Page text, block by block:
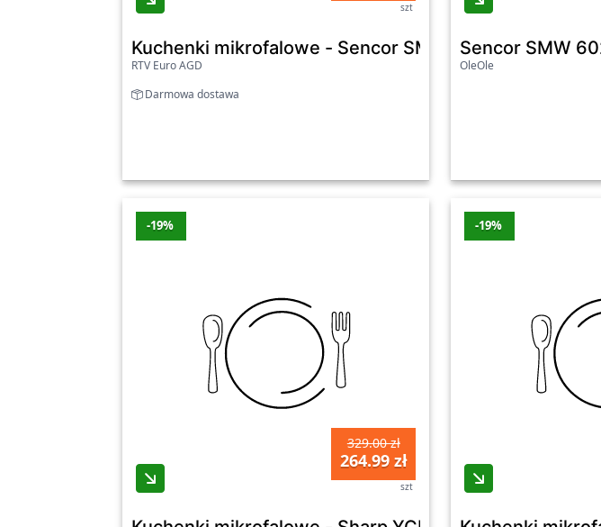
szt
Kuchenki mikrofalowe - Sencor SMW 6025BK
RTV Euro AGD
Darmowa dostawa
Sencor SMW
OleOle
-19%
329.00 zł
264.99 zł
szt
-19%